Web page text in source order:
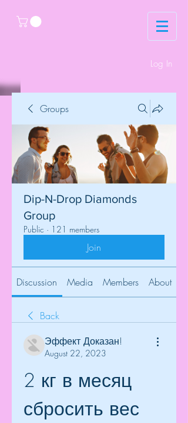
Log In
Groups
Dip-N-Drop Diamonds
Group
Public · 121 members
Join
Discussion Media Members About
Back
Эффект Доказан!
August 22, 2023
2 кг в месяц
сбросить вес